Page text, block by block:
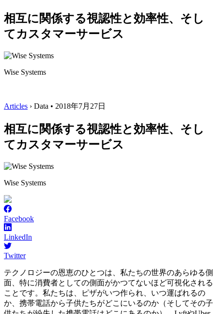
相互に関係する視認性と効率性、そし
てカスタマーサービス
Wise Systems
Articles › Data • 2018年7月27日
相互に関係する視認性と効率性、そし
てカスタマーサービス
Wise Systems
Facebook
LinkedIn
Twitter
テクノロジーの恩恵のひとつは、私たちの世界のあらゆる側
面、特に消費者としての側面がかつてないほど可視化される
ことです。私たちは、ピザがいつ作られ、いつ運ばれるの
か、携帯電話から子供たちがどこにいるのか（そしてその子